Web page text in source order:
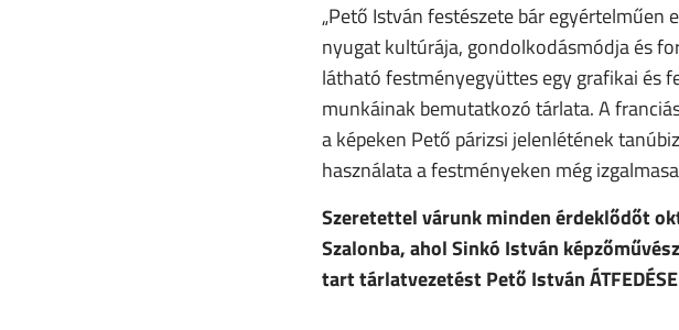
„Pető István festészete bár egyértelműen
nyugat kultúrája, gondolkodásmódja és
látható festményegyüttes egy grafikai és
munkáinak bemutatkozó tárlata. A
a képeken Pető párizsi jelenlétének
használata a festményeken még
Szeretettel várunk minden érdeklődőt
Szalonba, ahol Sinkó István
tart tárlatvezetést Pető István